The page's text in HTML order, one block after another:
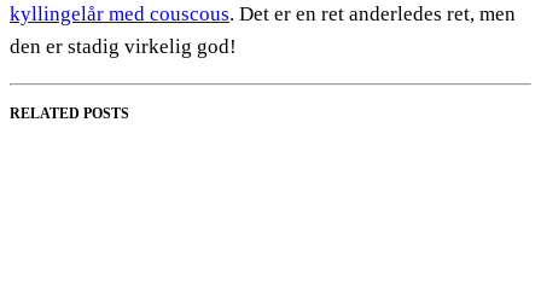
kyllingelår med couscous. Det er en ret anderledes ret, men
den er stadig virkelig god!
RELATED POSTS